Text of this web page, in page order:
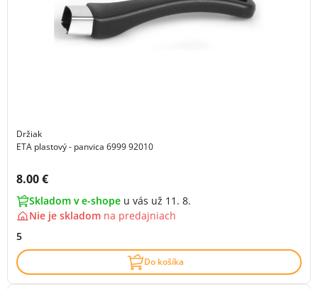
Držiak
ETA plastový - panvica 6999 92010
Cena s DPH:
8.00 €
Skladom v e-shope u vás už 11. 8.
Nie je skladom na predajniach
5
Do košíka